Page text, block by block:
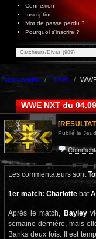
Connexion
Inscription
Mot de passe perdu ?
Pourquoi s'inscrire ?
Catch Arena News
WWE NXT du
Publié le
Les commentateurs sont
1er match: Charlotte bat
Après le match, Bayley
semaine dernière, mais
Banks deux fois. Il est